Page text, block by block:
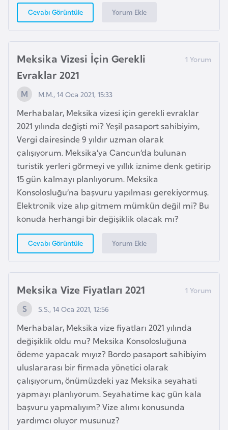
Cevabı Görüntüle Yorum Ekle
Meksika Vizesi İçin Gerekli
Evraklar 2021
M.M., 14 Oca 2021, 15:33
Merhabalar, Meksika vizesi için gerekli evraklar
2021 yılında değişti mi? Yeşil pasaport sahibiyim,
Vergi dairesinde 9 yıldır uzman olarak
çalışıyorum. Meksika’ya Cancun’da bulunan
turistik yerleri görmeyi ve yıllık iznime denk getirip
15 gün kalmayı planlıyorum. Meksika
Konsolosluğu’na başvuru yapılması gerekiyormuş.
Elektronik vize alıp gitmem mümkün değil mi? Bu
konuda herhangi bir değişiklik olacak mı?
Cevabı Görüntüle Yorum Ekle
Meksika Vize Fiyatları 2021
S.S., 14 Oca 2021, 12:56
Merhabalar, Meksika vize fiyatları 2021 yılında
değişiklik oldu mu? Meksika Konsolosluğuna
ödeme yapacak mıyız? Bordo pasaport sahibiyim
uluslararası bir firmada yönetici olarak
çalışıyorum, önümüzdeki yaz Meksika seyahati
yapmayı planlıyorum. Seyahatime kaç gün kala
başvuru yapmalıyım? Vize alımı konusunda
yardımcı oluyor musunuz?
z
l
a
n
d
a
K
a
m
b
o
ç
y
a
a
m
e
r
u
n
K
a
n
a
d
a